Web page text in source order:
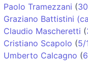
Paolo Tramezzani (
Graziano Battistini
Claudio Mascheretti (
Cristiano Scapolo (5/
Umberto Calcagno (